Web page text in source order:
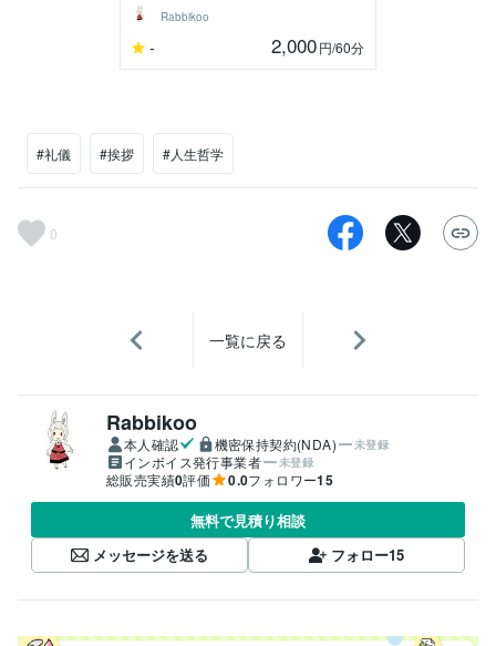
Rabbikoo
- 2,000円/60分
#礼儀 #挨拶 #人生哲学
0
一覧に戻る
Rabbikoo
本人確認 機密保持契約(NDA) 未登録
インボイス発行事業者 未登録
総販売実績0評価 0.0フォロワー15
無料で見積り相談
メッセージを送る
フォロー15